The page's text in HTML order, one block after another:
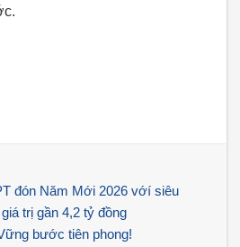
đón Năm Mới 2026 vớí siêu
trị gần 4,2 tỷ đồng
bước tiên phong!